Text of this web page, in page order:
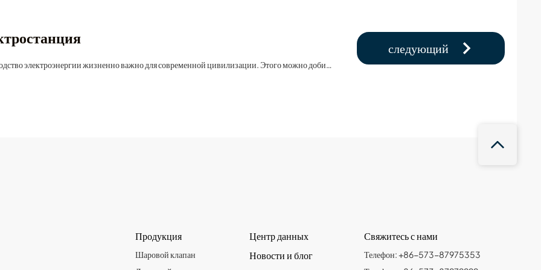
Производство электроэнергии жизненно важно для современной цивилизации. Этого можно добиться разными способами, включая фотоэлектрические, электрохимические, солнечные и ветровые. Однако они очень малы по масштабу…
следующий
Продукция
Шаровой клапан
Центр данных
Новости и блог
Свяжитесь с нами
Телефон: +86-573-87975353